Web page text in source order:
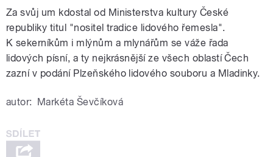
Za svůj um kdostal od Ministerstva kultury České
republiky titul "nositel tradice lidového řemesla".
K sekerníkům i mlýnům a mlynářům se váže řada
lidových písní, a ty nejkrásnější ze všech oblastí Čech
zazní v podání Plzeňského lidového souboru a Mladinky.
autor: Markéta Ševčíková